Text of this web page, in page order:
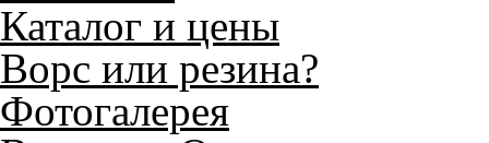
Каталог и цены
Ворс или резина?
Фотогалерея